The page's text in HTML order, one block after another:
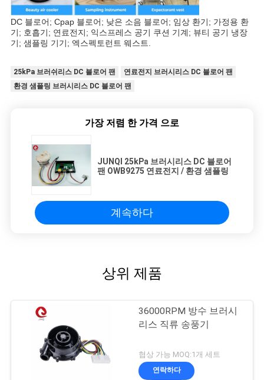
DC 블로어; Cpap 블로어; 낮은 소음 블로어; 임상 환기; 가정용 환
기; 호흡기; 연료전지; 익스프레스 공기 쿠션 기계; 뷰티 공기 냉장
기; 샘플링 기기; 엑스펙토런트 웨스트.
25kPa 브러쉬리스 DC 블로어 팬
연료전지 브러시리스 DC 블로어 팬
환경 샘플링 브러시리스 DC 블로어 팬
가장 저렴 한 가격 으로
JUNQI 25kPa 브러시리스 DC 블로어
팬 OWB9275 연료전지 / 환경 샘플링
계속하다
상위 제품
36000RPM 방수 브러시
리스 직류 송풍기
협상 가능 MOQ:1개 세트
연락하다